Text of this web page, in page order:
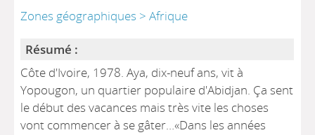
Zones géographiques > Afrique
Résumé :
Côte d'Ivoire, 1978. Aya, dix-neuf ans, vit à
Yopougon, un quartier populaire d'Abidjan. Ça sent
le début des vacances mais très vite les choses
vont commencer à se gâter…«Dans les années